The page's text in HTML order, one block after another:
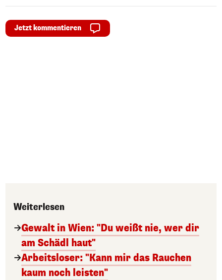
Jetzt kommentieren
Weiterlesen
Gewalt in Wien: "Du weißt nie, wer dir
am Schädl haut"
Arbeitsloser: "Kann mir das Rauchen
kaum noch leisten"